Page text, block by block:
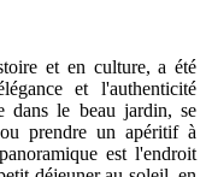
et en culture, a été
et l'authenticité
dans le beau jardin, se
prendre un apéritif à
est l'endroit